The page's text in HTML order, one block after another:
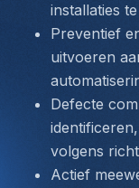
installaties
Preventief
uitvoeren
Defecte
volgens
Actief